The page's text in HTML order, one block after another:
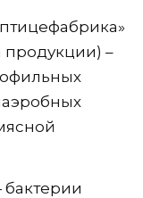
продукции) –